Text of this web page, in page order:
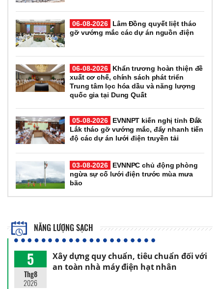
06-08-2026
Lâm Đồng quyết liệt tháo
gỡ vướng mắc các dự án nguồn điện
06-08-2026
Khẩn trương hoàn thiện đề
xuất cơ chế, chính sách phát triển
Trung tâm lọc hóa dầu và năng lượng
quốc gia tại Dung Quất
05-08-2026
EVNNPT kiến nghị tỉnh Đắk
Lắk tháo gỡ vướng mắc, đẩy nhanh tiến
độ các dự án lưới điện truyền tải
03-08-2026
EVNNPC chủ động phòng
ngừa sự cố lưới điện trước mùa mưa
bão
NĂNG LƯỢNG SẠCH
5
Thg8
2026
Xây dựng quy chuẩn, tiêu chuẩn đối với
an toàn nhà máy điện hạt nhân